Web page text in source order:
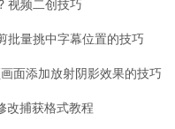
视频二创技巧
批量挑中字幕位置的技巧
面添加放射阴影效果的技巧
改捕获格式教程